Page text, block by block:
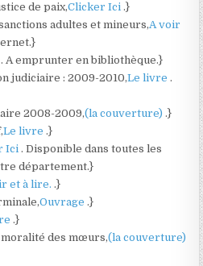
de paix,Clicker Ici.}
adultes et mineurs,A voir
. A emprunter en bibliothèque.}
judiciaire : 2009-2010,Le livre.
2008-2009,(la couverture).}
Le livre.}
Ici. Disponible dans toutes les
département.}
et à lire..}
Ouvrage.}
.}
des mœurs,(la couverture)